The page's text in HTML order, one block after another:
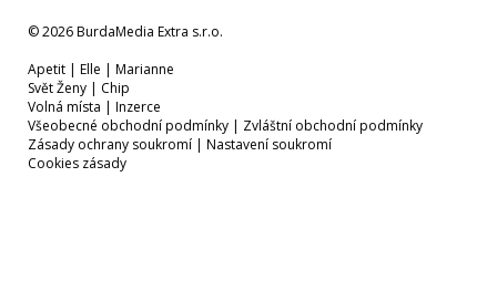
© 2026 BurdaMedia Extra s.r.o.
Apetit | Elle | Marianne
Svět Ženy | Chip
Volná místa | Inzerce
Všeobecné obchodní podmínky | Zvláštní obchodní podmínky
Zásady ochrany soukromí | Nastavení soukromí
Cookies zásady